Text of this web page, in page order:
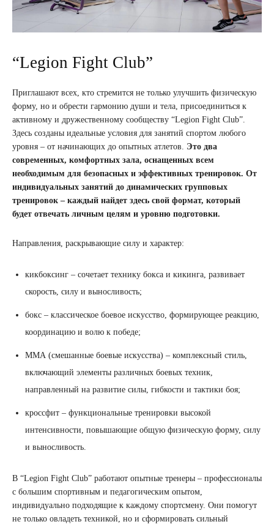
“Legion Fight Club”
Приглашают всех, кто стремится не только улучшить физическую
форму, но и обрести гармонию души и тела, присоединиться к
активному и дружественному сообществу “Legion Fight Club”.
Здесь созданы идеальные условия для занятий спортом любого
уровня – от начинающих до опытных атлетов. Это два
современных, комфортных зала, оснащенных всем
необходимым для безопасных и эффективных тренировок. От
индивидуальных занятий до динамических групповых
тренировок – каждый найдет здесь свой формат, который
будет отвечать личным целям и уровню подготовки.
Направления, раскрывающие силу и характер:
кикбоксинг – сочетает технику бокса и кикинга, развивает
скорость, силу и выносливость;
бокс – классическое боевое искусство, формирующее реакцию,
координацию и волю к победе;
ММА (смешанные боевые искусства) – комплексный стиль,
включающий элементы различных боевых техник,
направленный на развитие силы, гибкости и тактики боя;
кроссфит – функциональные тренировки высокой
интенсивности, повышающие общую физическую форму, силу
и выносливость.
В “Legion Fight Club” работают опытные тренеры – профессионалы
с большим спортивным и педагогическим опытом,
индивидуально подходящие к каждому спортсмену. Они помогут
не только овладеть техникой, но и сформировать сильный